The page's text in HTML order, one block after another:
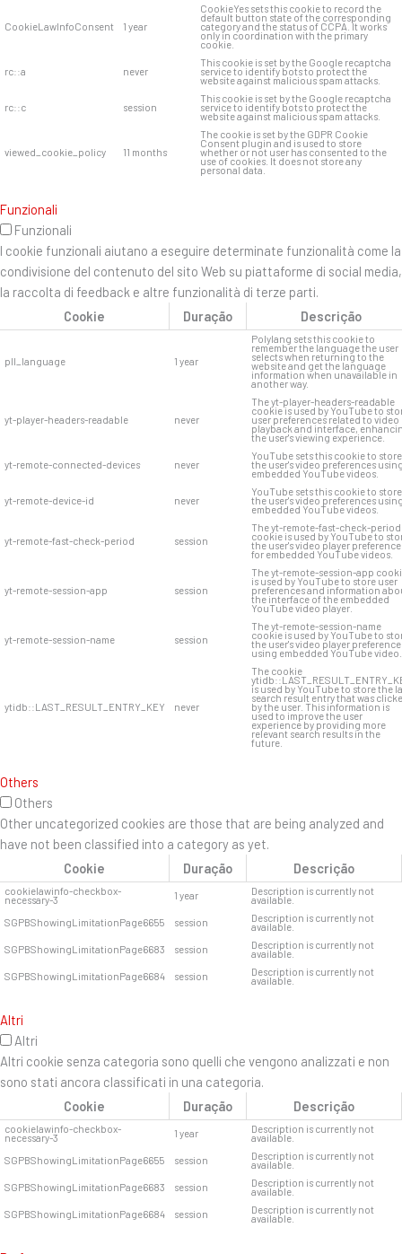
CookieLawInfoConsent 1 year
CookieYes sets this cookie to record the
default button state of the corresponding
category and the status of CCPA. It works
only in coordination with the primary
cookie.
rc::a never
This cookie is set by the Google recaptcha
service to identify bots to protect the
website against malicious spam attacks.
rc::c session
This cookie is set by the Google recaptcha
service to identify bots to protect the
website against malicious spam attacks.
viewed_cookie_policy 11 months
The cookie is set by the GDPR Cookie
Consent plugin and is used to store
whether or not user has consented to the
use of cookies. It does not store any
personal data.
Funzionali
Funzionali
I cookie funzionali aiutano a eseguire determinate funzionalità come la
condivisione del contenuto del sito Web su piattaforme di social media,
la raccolta di feedback e altre funzionalità di terze parti.
Cookie
Duração Descrição
pll_language 1 year
Polylang sets this cookie to
remember the language the user
selects when returning to the
website and get the language
information when unavailable in
another way.
yt-player-headers-readable never
The yt-player-headers-readable
cookie is used by YouTube to
user preferences related to video
playback and interface,
the user's viewing experience.
yt-remote-connected-devices never
YouTube sets this cookie to store
the user's video preferences
embedded YouTube videos.
yt-remote-device-id never
YouTube sets this cookie to store
the user's video preferences
embedded YouTube videos.
yt-remote-fast-check-period session
The yt-remote-fast-check-period
cookie is used by YouTube to
the user's video player
for embedded YouTube videos.
yt-remote-session-app session
The yt-remote-session-app
is used by YouTube to store user
preferences and information
the interface of the embedded
YouTube video player.
yt-remote-session-name session
The yt-remote-session-name
cookie is used by YouTube to
the user's video player
using embedded YouTube video.
ytidb::LAST_RESULT_ENTRY_KEY never
The cookie
is used by YouTube to store the
search result entry that was
by the user. This information is
used to improve the user
experience by providing more
relevant search results in the
future.
Others
Others
Other uncategorized cookies are those that are being analyzed and
have not been classified into a category as yet.
Cookie
Duração Descrição
cookielawinfo-checkbox-
necessary-3 1 year Description is currently not
available.
SGPBShowingLimitationPage6655
session Description is currently not
available.
SGPBShowingLimitationPage6683
session Description is currently not
available.
SGPBShowingLimitationPage6684
session Description is currently not
available.
Altri
Altri
Altri cookie senza categoria sono quelli che vengono analizzati e non
sono stati ancora classificati in una categoria.
Cookie
Duração Descrição
cookielawinfo-checkbox-
necessary-3 1 year Description is currently not
available.
SGPBShowingLimitationPage6655
session Description is currently not
available.
SGPBShowingLimitationPage6683
session Description is currently not
available.
SGPBShowingLimitationPage6684
session Description is currently not
available.